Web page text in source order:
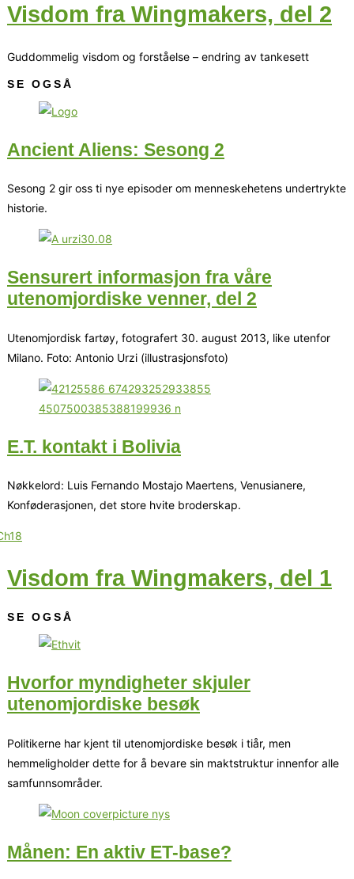
Visdom fra Wingmakers, del 2
Guddommelig visdom og forståelse – endring av tankesett
SE OGSÅ
Ancient Aliens: Sesong 2
Sesong 2 gir oss ti nye episoder om menneskehetens undertrykte
historie.
Sensurert informasjon fra våre
utenomjordiske venner, del 2
Utenomjordisk fartøy, fotografert 30. august 2013, like utenfor
Milano. Foto: Antonio Urzi (illustrasjonsfoto)
E.T. kontakt i Bolivia
Nøkkelord: Luis Fernando Mostajo Maertens, Venusianere,
Konføderasjonen, det store hvite broderskap.
Visdom fra Wingmakers, del 1
SE OGSÅ
Hvorfor myndigheter skjuler
utenomjordiske besøk
Politikerne har kjent til utenomjordiske besøk i tiår, men
hemmeligholder dette for å bevare sin maktstruktur innenfor alle
samfunnsområder.
Månen: En aktiv ET-base?